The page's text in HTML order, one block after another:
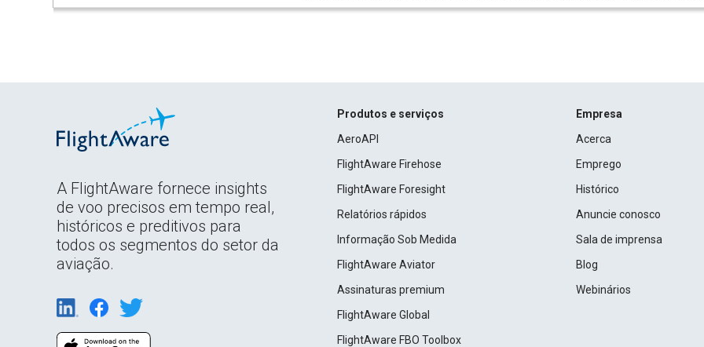
A FlightAware fornece insights
de voo precisos em tempo real,
históricos e preditivos para
todos os segmentos do setor da
aviação.
Produtos e serviços
AeroAPI
FlightAware Firehose
FlightAware Foresight
Relatórios rápidos
Informação Sob Medida
FlightAware Aviator
Assinaturas premium
FlightAware Global
FlightAware FBO Toolbox
Empresa
Acerca
Emprego
Histórico
Anuncie conosco
Sala de imprensa
Blog
Webinários